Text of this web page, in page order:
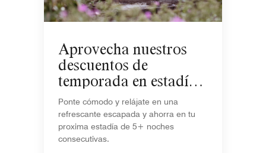
Aprovecha nuestros
descuentos de
temporada en estadías
de 5+ noches
Ponte cómodo y relájate en una
refrescante escapada y ahorra en tu
proxima estadía de 5+ noches
consecutivas.